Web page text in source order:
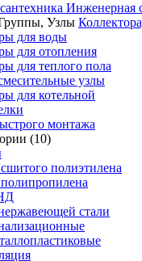
Инженерная
для воды
для отопления
для теплого пола
узлы
для котельной
монтажа
(10)
полиэтилена
стали